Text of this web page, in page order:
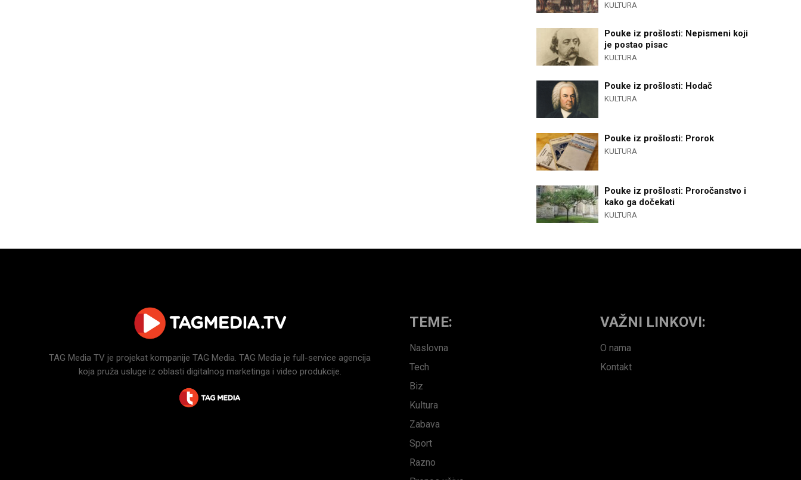
KULTURA
Pouke iz prošlosti: Nepismeni koji
je postao pisac
KULTURA
Pouke iz prošlosti: Hodač
KULTURA
Pouke iz prošlosti: Prorok
KULTURA
Pouke iz prošlosti: Proročanstvo i
kako ga dočekati
KULTURA
TAG Media TV je projekat kompanije TAG Media. TAG Media je full-service agencija
koja pruža usluge iz oblasti digitalnog marketinga i video produkcije.
TEME:
Naslovna
Tech
Biz
Kultura
Zabava
Sport
Razno
VAŽNI LINKOVI:
O nama
Kontakt